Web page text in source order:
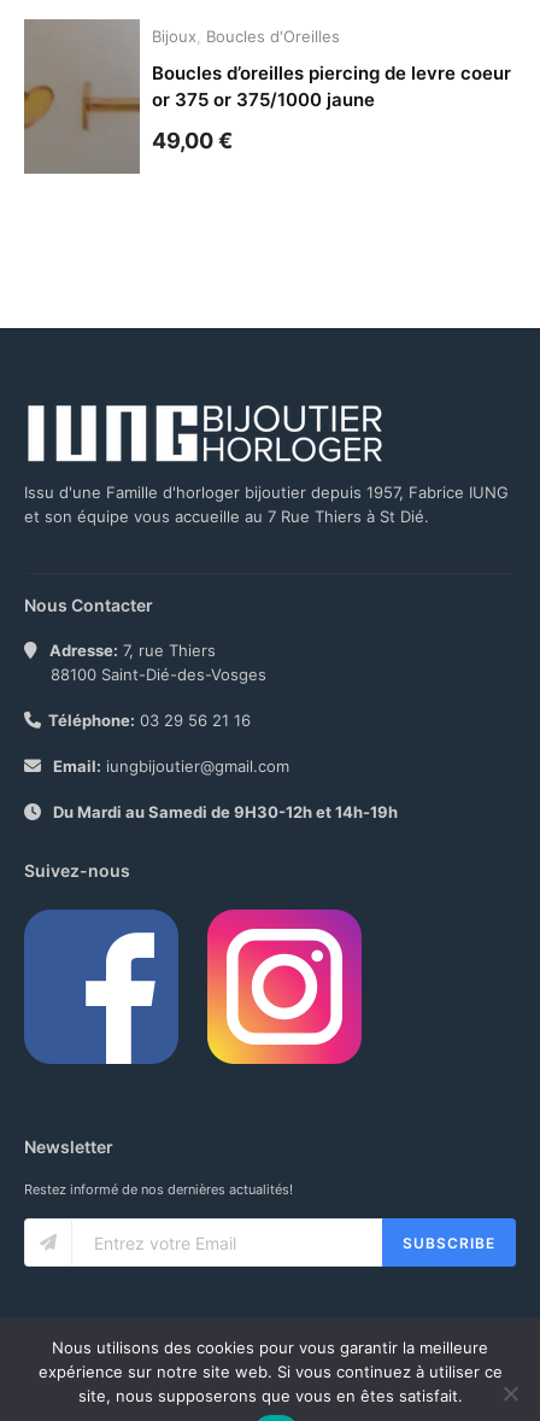
Bijoux Boucles d'Oreilles
Boucles d’oreilles piercing de levre coeur
or 375 or 375/1000 jaune
49,00€
Issu d'une Famille d'horloger bijoutier depuis 1957, Fabrice IUNG
et son équipe vous accueille au 7 Rue Thiers à St Dié.
Nous Contacter
Adresse: 7, rue Thiers
88100 Saint-Dié-des-Vosges
Téléphone: 03 29 56 21 16
Email: iungbijoutier@gmail.com
Du Mardi au Samedi de 9H30-12h et 14h-19h
Suivez-nous
Newsletter
Restez informé de nos dernières actualités!
SUBSCRIBE
© 2020 IUNG SARL. ALL RIGHTS RESERVED.CGV -MENTIONS LÉGALES-
Nous utilisons des cookies pour vous garantir la meilleure
expérience sur notre site web. Si vous continuez à utiliser ce
site, nous supposerons que vous en êtes satisfait.